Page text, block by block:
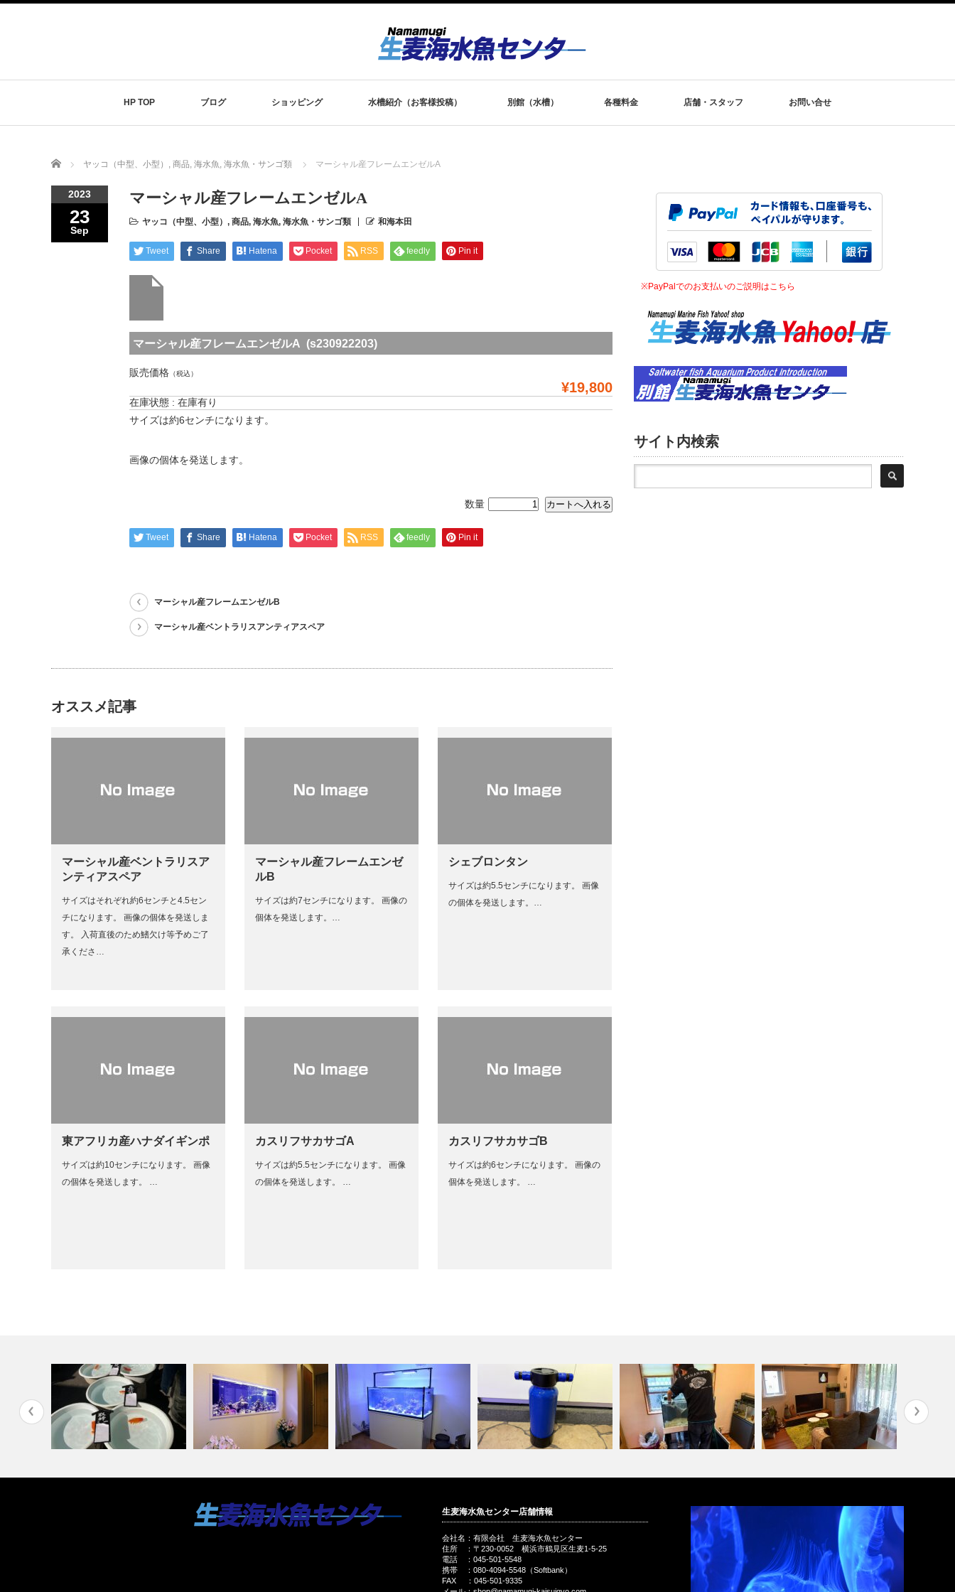
HP TOP ブログ ショッピング 水槽紹介（お客様投稿） 別館（水槽） 各種料金 店舗・スタッフ お問い合せ
Home ヤッコ（中型、小型） , 商品, 海水魚, 海水魚・サンゴ類 マーシャル産フレームエンゼルA
2023
23
Sep
マーシャル産フレームエンゼルA
ヤッコ（中型、小型） , 商品, 海水魚, 海水魚・サンゴ類 和海本田
Tweet Share Hatena Pocket RSS feedly Pin it
マーシャル産フレームエンゼルA (s230922203)
販売価格 （税込）
¥19,800
在庫状態 : 在庫有り
サイズは約6センチになります。
画像の個体を発送します。
数量
Tweet Share Hatena Pocket RSS feedly Pin it
マーシャル産フレームエンゼルB
マーシャル産ベントラリスアンティアスペア
オススメ記事
マーシャル産ベントラリスア
ンティアスペア
サイズはそれぞれ約6センチと4.5セン
チになります。 画像の個体を発送しま
す。 入荷直後のため鰭欠け等予めご了
承くださ…
マーシャル産フレームエンゼ
ルB
サイズは約7センチになります。 画像の
個体を発送します。…
シェブロンタン
サイズは約5.5センチになります。 画像
の個体を発送します。…
東アフリカ産ハナダイギンポ
サイズは約10センチになります。 画像
の個体を発送します。 …
カスリフサカサゴA
サイズは約5.5センチになります。 画像
の個体を発送します。 …
カスリフサカサゴB
サイズは約6センチになります。 画像の
個体を発送します。 …
※PayPalでのお支払いのご説明はこちら
サイト内検索
クマノミが乱舞する150cmはめ
込み水槽…
オーバーフロー水槽設置作業
(新潟県)
MINI…
スタッフ募集中！
生麦海水魚センター店舗情報
会社名：有限会社 生麦海水魚センター
住所 ：〒230-0052 横浜市鶴見区生麦1-5-25
電話 ：045-501-5548
携帯 ：080-4094-5548（Softbank）
FAX ：045-501-9335